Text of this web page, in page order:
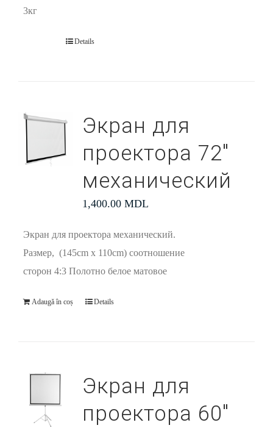
3кг
Details
Экран для
проектора 72″
механический
1,400.00 MDL
Экран для проектора механический.
Размер, (145cm x 110cm) соотношение
сторон 4:3 Полотно белое матовое
Adaugă în coș Details
Экран для
проектора 60″